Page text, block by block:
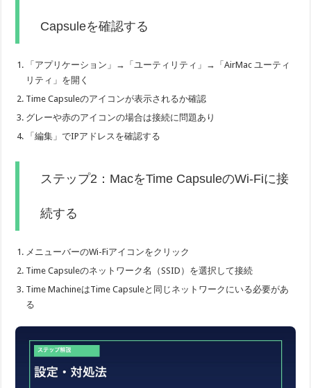
Capsuleを確認する
「アプリケーション」→「ユーティリティ」→「AirMac ユーティ
リティ」を開く
Time Capsuleのアイコンが表示されるか確認
グレーや赤のアイコンの場合は接続に問題あり
「編集」でIPアドレスを確認する
ステップ2：MacをTime CapsuleのWi-Fiに接
続する
メニューバーのWi-Fiアイコンをクリック
Time Capsuleのネットワーク名（SSID）を選択して接続
Time MachineはTime Capsuleと同じネットワークにいる必要があ
る